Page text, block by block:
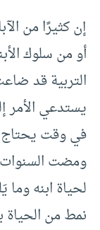
إن كثيرًا من
أو من سلوك
التربية قد
يستدعي الأمر
في وقت يحتاج
ومضت السنوات
لحياة ابنه
نمط من الحياة